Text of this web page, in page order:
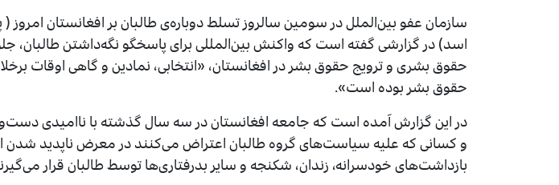
اسد) در گزارشی گفته است که واکنش بین‌المللی برای پاسخگو نگه‌داشتن طالبان،
حقوق بشری و ترویج حقوق بشر در افغانستان، «انتخابی، نمادین و گاهی اوقات
حقوق بشر بوده است».
در این گزارش آمده است که جامعه افغانستان در سه سال گذشته با ناامیدی
و کسانی که علیه سیاست‌های گروه طالبان اعتراض می‌کنند در معرض ناپدید شدن
بازداشت‌های خودسرانه، زندان، شکنجه و سایر بدرفتاری‌ها توسط طالبان قرار